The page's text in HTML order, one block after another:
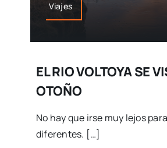
Viajes
EL RIO VOLTOYA SE
OTOÑO
No hay que irse muy lejos
diferentes. […]